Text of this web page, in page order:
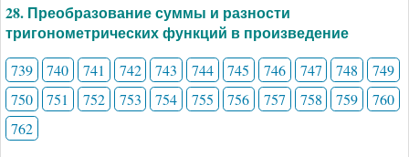
28. Преобразование суммы и разности
тригонометрических функций в произведение
739 740 741 742 743 744 745 746 747 748
749
750
751 752 753 754 755 756 757 758 759
760
762